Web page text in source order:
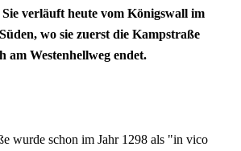
verläuft heute vom Königswall im
wo sie zuerst die Kampstraße
am Westenhellweg endet.
wurde schon im Jahr 1298 als "in vico